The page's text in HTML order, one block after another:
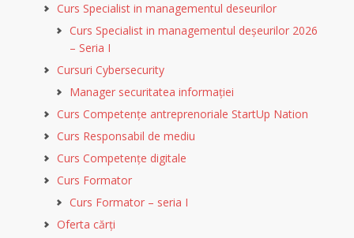
Curs Specialist in managementul deseurilor
Curs Specialist in managementul deșeurilor 2026
– Seria I
Cursuri Cybersecurity
Manager securitatea informației
Curs Competențe antreprenoriale StartUp Nation
Curs Responsabil de mediu
Curs Competențe digitale
Curs Formator
Curs Formator – seria I
Oferta cărți